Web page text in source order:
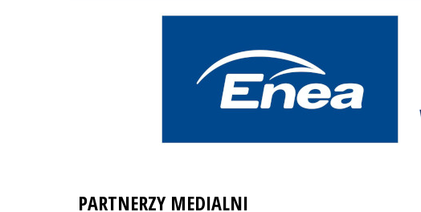
PARTNERZY MEDIALNI